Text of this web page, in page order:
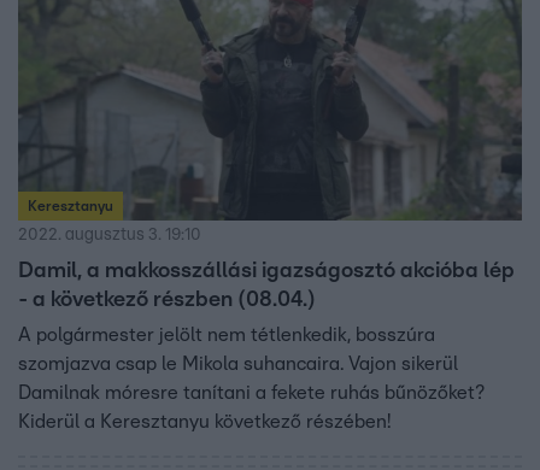
Keresztanyu
2022. augusztus 3. 19:10
Damil, a makkosszállási igazságosztó akcióba lép
- a következő részben (08.04.)
A polgármester jelölt nem tétlenkedik, bosszúra
szomjazva csap le Mikola suhancaira. Vajon sikerül
Damilnak móresre tanítani a fekete ruhás bűnözőket?
Kiderül a Keresztanyu következő részében!